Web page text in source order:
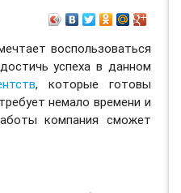
воспользоваться
успеха в данном
, которые готовы
немало времени и
компания сможет